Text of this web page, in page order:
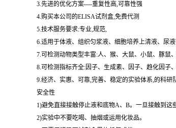
3.先进的优化方案----重复性高,可靠性强
4.购买本公司的ELISA试剂盒,免费代测
5.技术服务要求:专业,规范,
6.适用于体液、组织匀浆液、细胞培养上清液、尿
7.可检测动物类型丰富:人、猴、大鼠、小鼠、豚鼠
8.可检测指标齐全:因子、生成素、因子、趋化因子
9.经济、实惠、可靠,完善、稳定的实验体系,的科
安全性
1)避免直接接触停止液和底物A、B。一旦接触到这
2)实验中不要吃喝、抽烟或运用化妆品。